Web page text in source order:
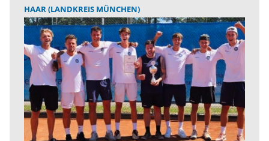
HAAR (LANDKREIS MÜNCHEN)